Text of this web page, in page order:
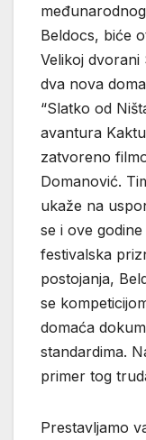
Beldocs, biće
Velikoj dvorani
dva nova
“Slatko od
avantura
zatvoreno
Domanović.
ukaže na
se i ove
festivalska
postojanja,
se
domaća
standardima.
primer tog
Prestavljamo